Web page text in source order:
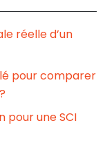
réelle d’un
pour comparer
pour une SCI